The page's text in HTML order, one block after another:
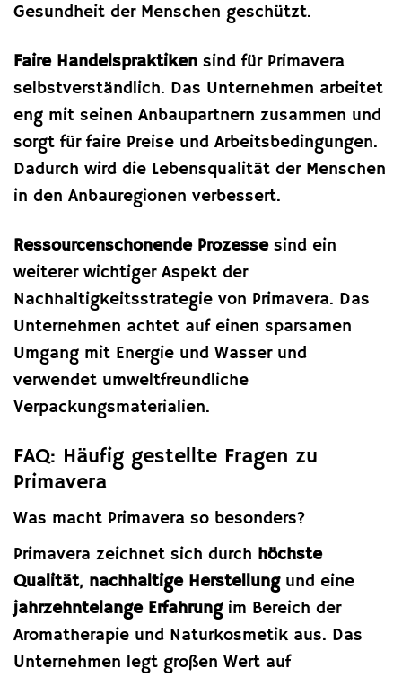
Gesundheit der Menschen geschützt.
Faire Handelspraktiken sind für Primavera
selbstverständlich. Das Unternehmen arbeitet
eng mit seinen Anbaupartnern zusammen und
sorgt für faire Preise und Arbeitsbedingungen.
Dadurch wird die Lebensqualität der Menschen
in den Anbauregionen verbessert.
Ressourcenschonende Prozessesind ein
weiterer wichtiger Aspekt der
Nachhaltigkeitsstrategie von Primavera. Das
Unternehmen achtet auf einen sparsamen
Umgang mit Energie und Wasser und
verwendet umweltfreundliche
Verpackungsmaterialien.
FAQ: Häufig gestellte Fragen zu
Primavera
Was macht Primavera so besonders?
Primavera zeichnet sich durch höchste
Qualität, nachhaltige Herstellungund eine
jahrzehntelange Erfahrungim Bereich der
Aromatherapie und Naturkosmetik aus. Das
Unternehmen legt großen Wert auf